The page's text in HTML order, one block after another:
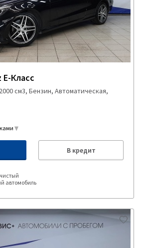
Класс
см3, Бензин, Автоматическая,
В кредит
автомобиль